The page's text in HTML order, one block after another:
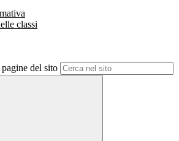
classi
del sito